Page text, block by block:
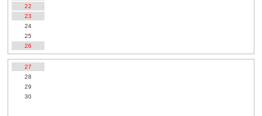
22
23
24
25
26
27
28
29
30